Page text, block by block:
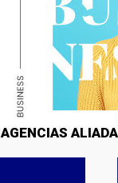
AGENCIAS